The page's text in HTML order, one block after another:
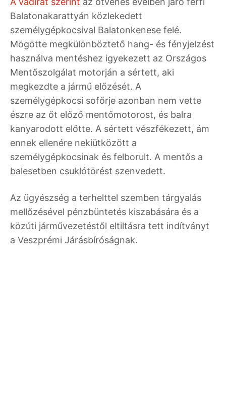
Balatonakarattyán közlekedett
személygépkocsival Balatonkenese felé.
Mögötte megkülönböztető hang- és fényjelzést
használva mentéshez igyekezett az Országos
Mentőszolgálat motorján a sértett, aki
megkezdte a jármű előzését. A
személygépkocsi sofőrje azonban nem vette
észre az őt előző mentőmotorost, és balra
kanyarodott előtte. A sértett vészfékezett, ám
ennek ellenére nekiütközött a
személygépkocsinak és felborult. A mentős a
balesetben csuklótörést szenvedett.
Az ügyészség a terhelttel szemben tárgyalás
mellőzésével pénzbüntetés kiszabására és a
közúti járművezetéstől eltiltásra tett indítványt
a Veszprémi Járásbíróságnak.